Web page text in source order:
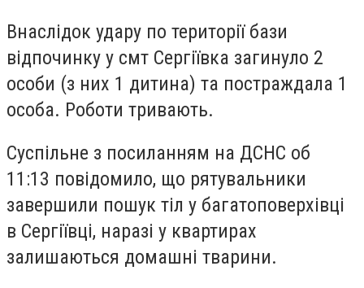
Внаслідок удару по території бази
відпочинку у смт Сергіївка загинуло 2
особи (з них 1 дитина) та постраждала 1
особа. Роботи тривають.
Суспільне з посиланням на ДСНС об
11:13 повідомило, що рятувальники
завершили пошук тіл у багатоповерхівці
в Сергіївці, наразі у квартирах
залишаються домашні тварини.